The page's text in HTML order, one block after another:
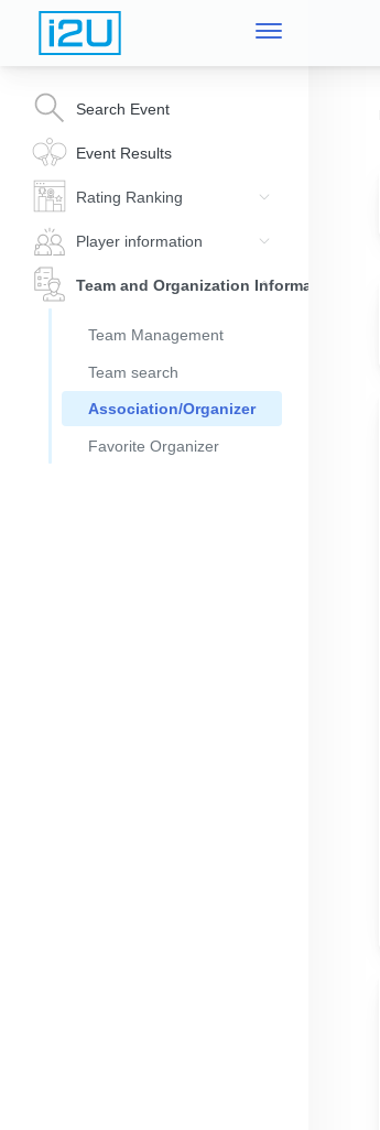
Search Event
Event Results
Rating Ranking
Player information
Team and Organization Information
Team Management
Team search
Association/Organizer
Favorite Organizer